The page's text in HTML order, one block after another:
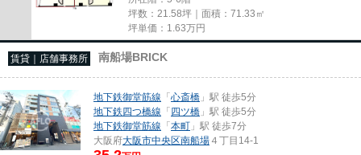
坪数：21.58坪｜面積：71.33㎡
坪単価： 1.63万円
賃貸｜店舗事務所 南船場BRICK
地下鉄御堂筋線 「心斎橋 」駅 徒歩5分
地下鉄四つ橋線 「四ツ橋 」駅 徒歩5分
地下鉄御堂筋線 「本町 」駅 徒歩7分
大阪府大阪市中央区南船場 ４丁目14-1